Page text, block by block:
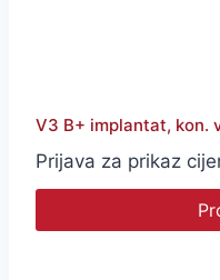
V3 B+ implantat, kon.
Prijava za prikaz